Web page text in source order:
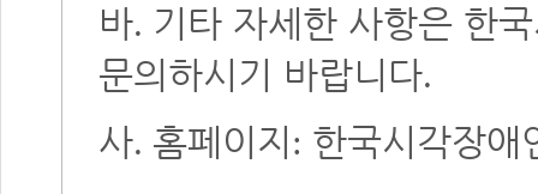
바. 기타 자세한 사항은 한
문의하시기 바랍니다.
사. 홈페이지 : 한국시각장애